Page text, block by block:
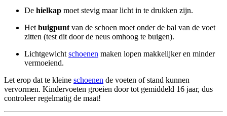
De hielkap moet stevig maar licht in te drukken zijn.
Het buigpunt van de schoen moet onder de bal van de voet
zitten (test dit door de neus omhoog te buigen).
Lichtgewicht schoenen maken lopen makkelijker en minder
vermoeiend.
Let erop dat te kleine schoenen de voeten of stand kunnen
vervormen. Kindervoeten groeien door tot gemiddeld 16 jaar, dus
controleer regelmatig de maat!